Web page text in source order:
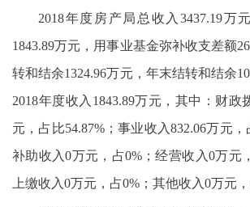
2018年度房产局总收入3437.19万
1843.89万元，用事业基金弥补收支差额
转和结余1324.96万元，年末结转和结余
2018年度收入1843.89万元，其中：财政
元，占比54.87%；事业收入832.06万元，
补助收入0万元，占0%；经营收入0万元
上缴收入0万元，占0%；其他收入0万元，